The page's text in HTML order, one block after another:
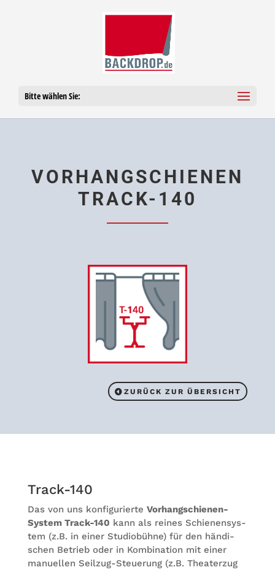
Bitte wählen Sie:
VOR­HANG­SCHIE­NEN
TRACK-140
ZURÜCK ZUR ÜBERSICHT
Track-140
Das von uns kon­fi­gu­rierte Vor­hang­schie­nen-
Sys­tem Track-140 kann als rei­nes Schie­nen­sys­
tem (z.B. in einer Stu­dio­bühne) für den hän­di­
schen Betrieb oder in Kom­bi­na­tion mit einer
manu­el­len Seil­zug-Steue­rung (z.B. Thea­ter­zug